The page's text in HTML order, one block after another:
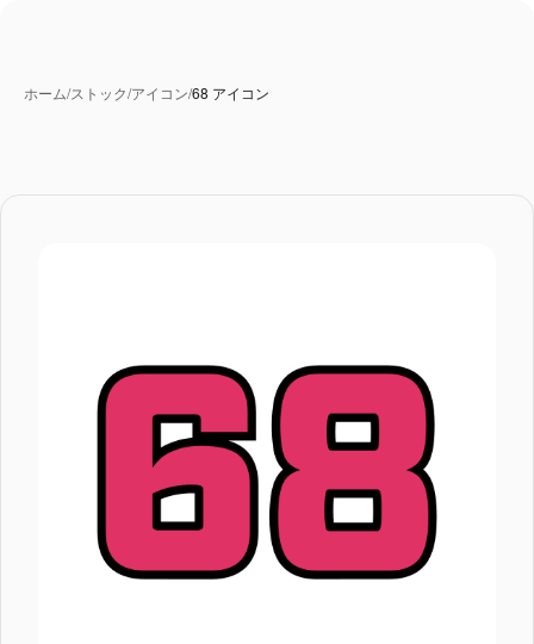
ホーム/ストック/アイコン/68 アイコン